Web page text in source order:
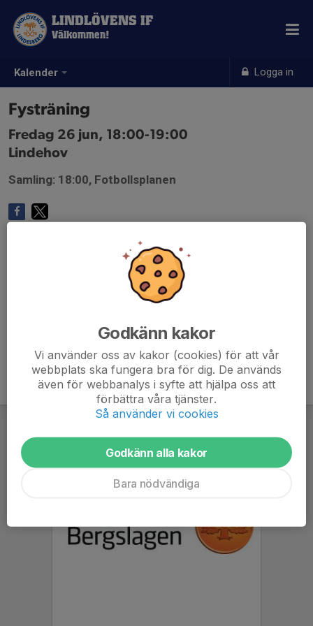
Kalender Logga in
LINDLÖVENS IF
Välkommen!
Fysträning
Fredag 26 jun, 18:00-19:00
Lindehov
Samling: 18:00, Fotbollsplanen
Godkänn kakor
Vi använder oss av kakor (cookies) för att vår
webbplats ska fungera bra för dig. De används
även för webbanalys i syfte att hjälpa oss att
förbättra våra tjänster.
Så använder vi cookies
Godkänn alla kakor
Bara nödvändiga